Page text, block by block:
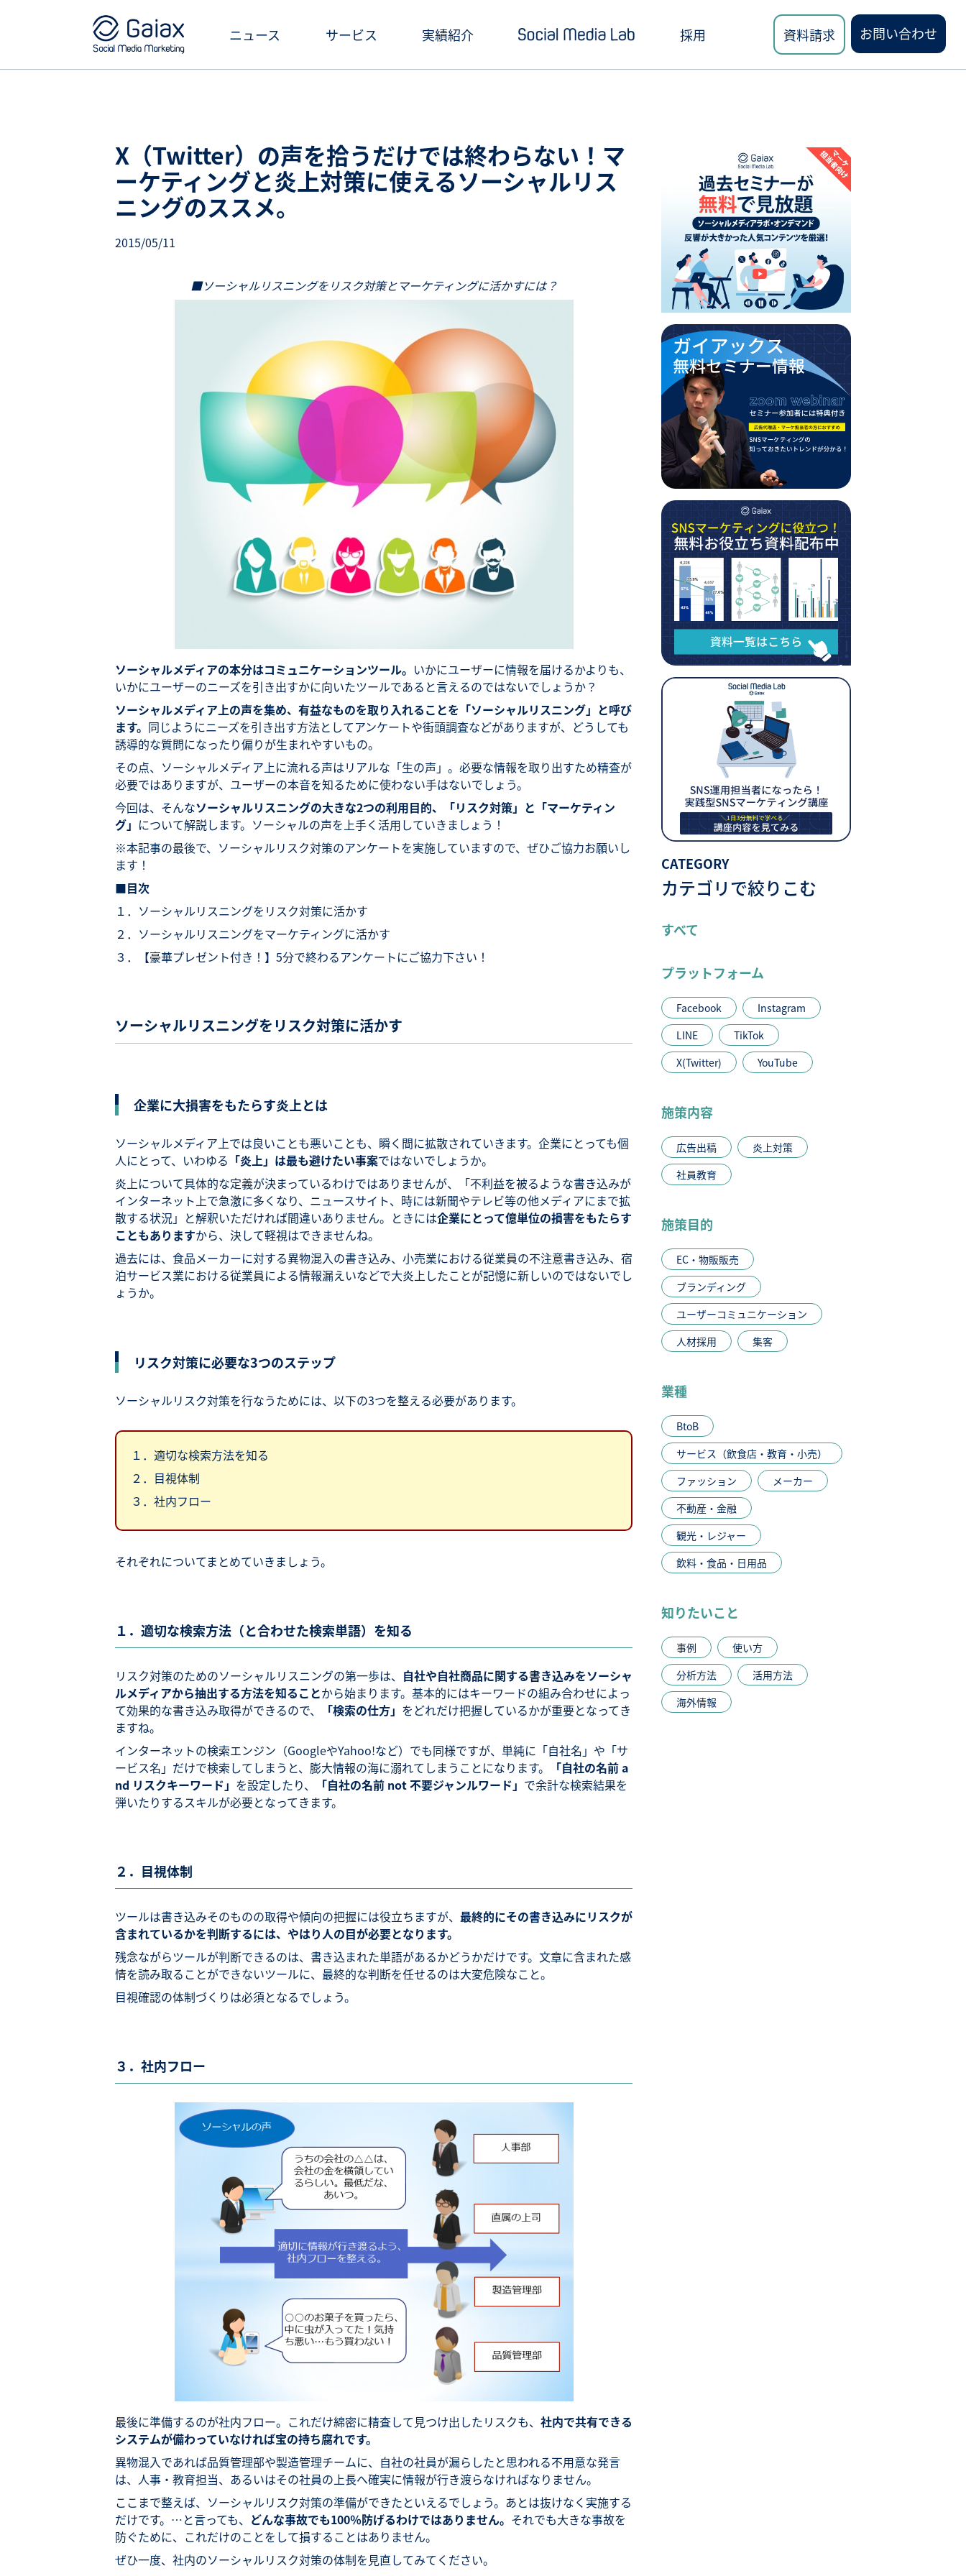
ニュース サービス
クリエイティブ制作・撮影
SNS投稿キャンペーン
SNS勉強会・eラーニング
実績紹介
お役立ち資料ダウンロード
Social Media Lab講座
採用 資料請求 お問い合わせ
X（Twitter）の声を拾うだけでは終わらない！マ
ーケティングと炎上対策に使えるソーシャルリス
ニングのススメ。
2015/05/11
■ソーシャルリスニングをリスク対策とマーケティングに活かすには？
ソーシャルメディアの本分はコミュニケーションツール。 いかにユーザーに情報を届けるかよりも、
いかにユーザーのニーズを引き出すかに向いたツールであると言えるのではないでしょうか？
ソーシャルメディア上の声を集め、有益なものを取り入れることを「ソーシャルリスニング」と呼び
ます。 同じようにニーズを引き出す方法としてアンケートや街頭調査などがありますが、どうしても
誘導的な質問になったり偏りが生まれやすいもの。
その点、ソーシャルメディア上に流れる声はリアルな「生の声」。必要な情報を取り出すため精査が
必要ではありますが、ユーザーの本音を知るために使わない手はないでしょう。
今回は、そんなソーシャルリスニングの大きな2つの利用目的、「リスク対策」と「マーケティン
グ」 について解説します。ソーシャルの声を上手く活用していきましょう！
※本記事の最後で、ソーシャルリスク対策のアンケートを実施していますので、ぜひご協力お願いし
ます！
■目次
１．ソーシャルリスニングをリスク対策に活かす
２．ソーシャルリスニングをマーケティングに活かす
３．【豪華プレゼント付き！】5分で終わるアンケートにご協力下さい！
ソーシャルリスニングをリスク対策に活かす
企業に大損害をもたらす炎上とは
ソーシャルメディア上では良いことも悪いことも、瞬く間に拡散されていきます。企業にとっても個
人にとって、いわゆる 「炎上」は最も避けたい事案ではないでしょうか。
炎上について具体的な定義が決まっているわけではありませんが、「不利益を被るような書き込みが
インターネット上で急激に多くなり、ニュースサイト、時には新聞やテレビ等の他メディアにまで拡
散する状況」と解釈いただければ間違いありません。ときには企業にとって億単位の損害をもたらす
こともありますから、決して軽視はできませんね。
過去には、食品メーカーに対する異物混入の書き込み、小売業における従業員の不注意書き込み、宿
泊サービス業における従業員による情報漏えいなどで大炎上したことが記憶に新しいのではないでし
ょうか。
リスク対策に必要な3つのステップ
ソーシャルリスク対策を行なうためには、以下の3つを整える必要があります。
１．適切な検索方法を知る
２．目視体制
３．社内フロー
それぞれについてまとめていきましょう。
１．適切な検索方法（と合わせた検索単語）を知る
リスク対策のためのソーシャルリスニングの第一歩は、 自社や自社商品に関する書き込みをソーシャ
ルメディアから抽出する方法を知ることから始まります。基本的にはキーワードの組み合わせによっ
て効果的な書き込み取得ができるので、
「検索の仕方」 をどれだけ把握しているかが重要となってき
ますね。
インターネットの検索エンジン（GoogleやYahoo!など）でも同様ですが、単純に「自社名」や「サ
ービス名」だけで検索してしまうと、膨大情報の海に溺れてしまうことになります。
「自社の名前 a
nd リスクキーワード」 を設定したり、 「自社の名前 not 不要ジャンルワード」 で余計な検索結果を
弾いたりするスキルが必要となってきます。
２．目視体制
ツールは書き込みそのものの取得や傾向の把握には役立ちますが、 最終的にその書き込みにリスクが
含まれているかを判断するには、やはり人の目が必要となります。
残念ながらツールが判断できるのは、書き込まれた単語があるかどうかだけです。文章に含まれた感
情を読み取ることができないツールに、最終的な判断を任せるのは大変危険なこと。
目視確認の体制づくりは必須となるでしょう。
３．社内フロー
最後に準備するのが社内フロー。これだけ綿密に精査して見つけ出したリスクも、 社内で共有できる
システムが備わっていなければ宝の持ち腐れです。
異物混入であれば品質管理部や製造管理チームに、自社の社員が漏らしたと思われる不用意な発言
は、人事・教育担当、あるいはその社員の上長へ確実に情報が行き渡らなければなりません。
ここまで整えば、ソーシャルリスク対策の準備ができたといえるでしょう。あとは抜けなく実施する
だけです。…と言っても、 どんな事故でも100％防げるわけではありません。 それでも大きな事故を
防ぐために、これだけのことをして損することはありません。
ぜひ一度、社内のソーシャルリスク対策の体制を見直してみてください。
CATEGORY
カテゴリで絞りこむ
すべて
プラットフォーム
Facebook
Instagram
LINE
TikTok
X(Twitter)
YouTube
施策内容
広告出稿
炎上対策
社員教育
施策目的
EC・物販販売
ブランディング
ユーザーコミュニケーション
人材採用
集客
業種
BtoB
サービス（飲食店・教育・小売）
ファッション
メーカー
不動産・金融
観光・レジャー
飲料・食品・日用品
知りたいこと
事例
使い方
分析方法
活用方法
海外情報